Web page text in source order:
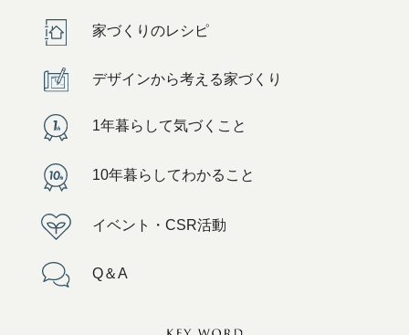
家づくりのレシピ
デザインから考える家づくり
1年暮らして気づくこと
10年暮らしてわかること
イベント・CSR活動
Q＆A